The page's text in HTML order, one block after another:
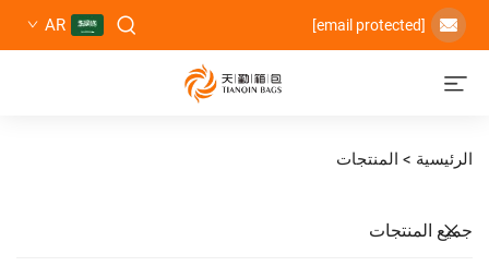
AR
المنتجات